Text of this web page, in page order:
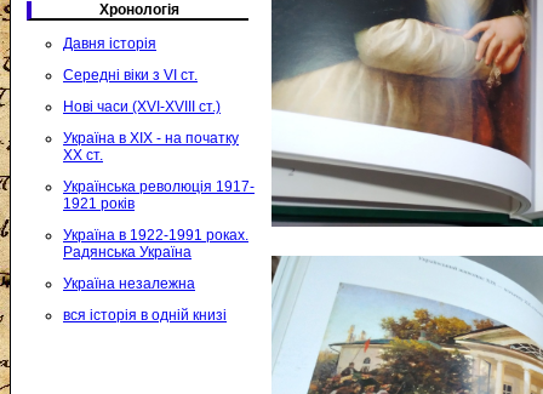
Хронологія
Давня історія
Середні віки з VI ст.
Нові часи (XVI-XVIII ст.)
Україна в XIX - на початку
XX ст.
Українська революція 1917-
1921 років
Україна в 1922-1991 роках.
Радянська Україна
Україна незалежна
вся історія в одній книзі